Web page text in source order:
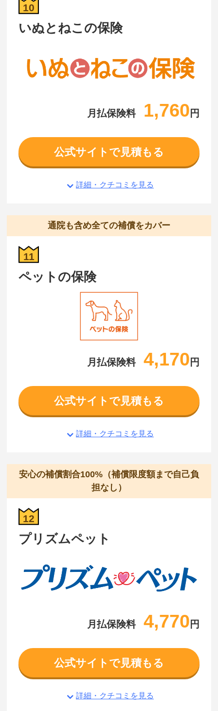
10
いぬとねこの保険
月払保険料 1,760 円
公式サイトで見積もる
詳細・クチコミを見る
通院も含め全ての補償をカバー
11
ペットの保険
月払保険料 4,170 円
公式サイトで見積もる
詳細・クチコミを見る
安心の補償割合100%（補償限度額まで自己負
担なし）
12
プリズムペット
月払保険料 4,770 円
公式サイトで見積もる
詳細・クチコミを見る